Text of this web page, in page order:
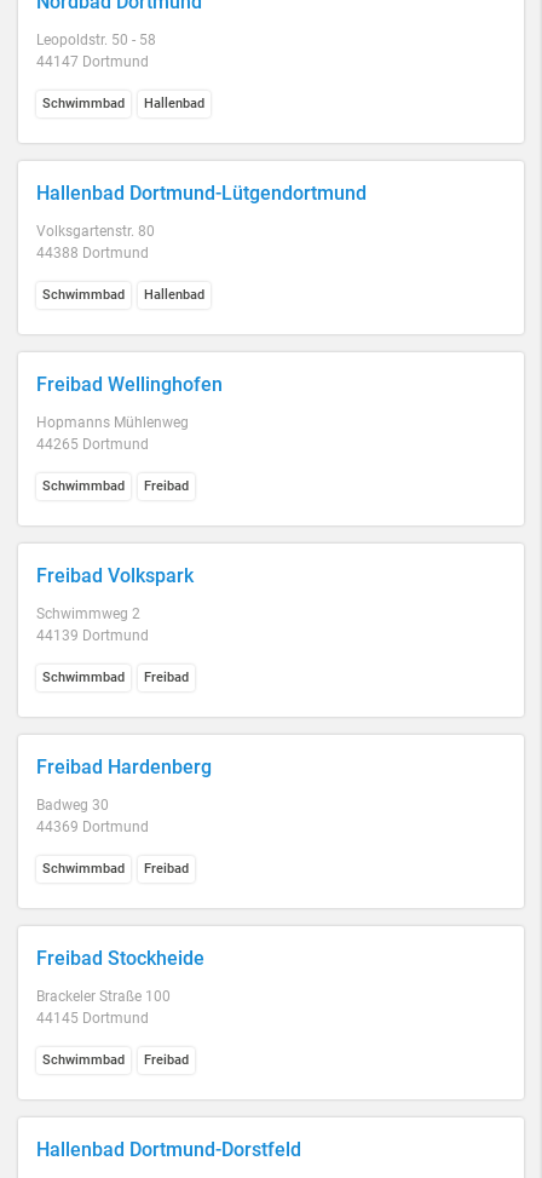
Leopoldstr. 50 - 58
44147 Dortmund
Schwimmbad Hallenbad
Hallenbad Dortmund-Lütgendortmund
Volksgartenstr. 80
44388 Dortmund
Schwimmbad Hallenbad
Freibad Wellinghofen
Hopmanns Mühlenweg
44265 Dortmund
Schwimmbad Freibad
Freibad Volkspark
Schwimmweg 2
44139 Dortmund
Schwimmbad Freibad
Freibad Hardenberg
Badweg 30
44369 Dortmund
Schwimmbad Freibad
Freibad Stockheide
Brackeler Straße 100
44145 Dortmund
Schwimmbad Freibad
Hallenbad Dortmund-Dorstfeld